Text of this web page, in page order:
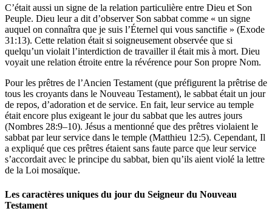
C’était aussi un signe de la relation particulière entre Dieu et Son
Peuple. Dieu leur a dit d’observer Son sabbat comme « un signe
auquel on connaîtra que je suis l’Éternel qui vous sanctifie » (Exode
31:13). Cette relation était si soigneusement observée que si
quelqu’un violait l’interdiction de travailler il était mis à mort. Dieu
voyait une relation étroite entre la révérence pour Son propre Nom.
Pour les prêtres de l’Ancien Testament (que préfigurent la prêtrise de
tous les croyants dans le Nouveau Testament), le sabbat était un jour
de repos, d’adoration et de service. En fait, leur service au temple
était encore plus exigeant le jour du sabbat que les autres jours
(Nombres 28:9–10). Jésus a mentionné que des prêtres violaient le
sabbat par leur service dans le temple (Matthieu 12:5). Cependant, Il
a expliqué que ces prêtres étaient sans faute parce que leur service
s’accordait avec le principe du sabbat, bien qu’ils aient violé la lettre
de la Loi mosaïque.
Les caractères uniques du jour du Seigneur du Nouveau
Testament